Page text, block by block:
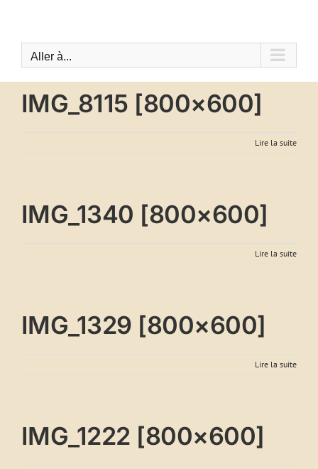
Aller à...
IMG_8115 [800×600]
Lire la suite
IMG_1340 [800×600]
Lire la suite
IMG_1329 [800×600]
Lire la suite
IMG_1222 [800×600]